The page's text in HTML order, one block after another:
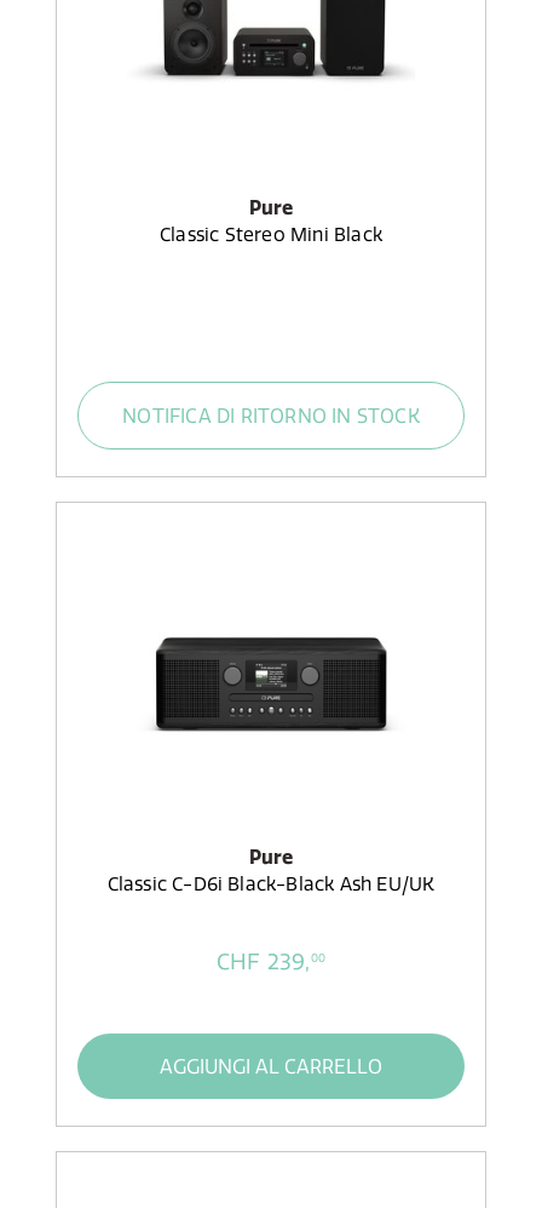
Pure
Classic Stereo Mini Black
NOTIFICA DI RITORNO IN STOCK
Pure
Classic C-D6i Black-Black Ash EU/UK
CHF 239,00
AGGIUNGI AL CARRELLO